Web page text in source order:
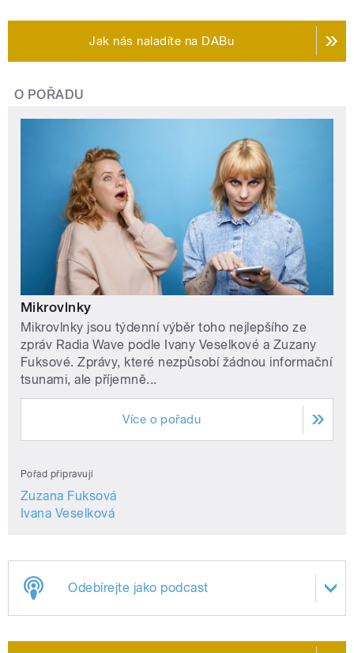
Jak nás naladíte na DABu
O POŘADU
Mikrovlnky
Mikrovlnky jsou týdenní výběr toho nejlepšího ze
zpráv Radia Wave podle Ivany Veselkové a Zuzany
Fuksové. Zprávy, které nezpůsobí žádnou informační
tsunami, ale příjemně...
Více o pořadu
Pořad připravují
Zuzana Fuksová
Ivana Veselková
Odebírejte jako podcast